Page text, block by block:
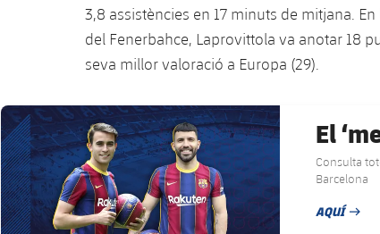
3,8 assistències en 17 minuts de mitjana.
del Fenerbahce, Laprovittola va anotar 18
seva millor valoració a Europa (29).
FC Barcelona club badge
El
Consulta
Barcelona
AQUÍ
DATA DE